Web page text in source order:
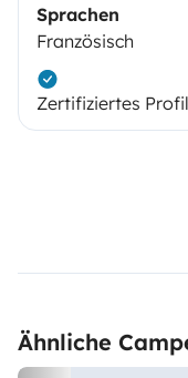
Sprachen
Französisch
Zertifiziertes Profil
Ähnliche